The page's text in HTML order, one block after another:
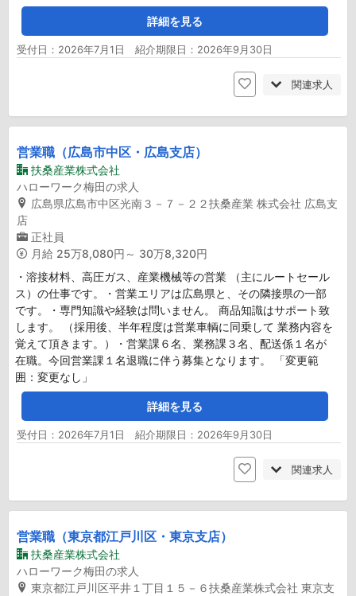
詳細を見る
受付日：2026年7月1日 紹介期限日：2026年9月30日
関連求人
営業職（広島市中区・広島支店）
扶桑産業株式会社
ハローワーク梅田の求人
広島県広島市中区光南３－７－２２扶桑産業 株式会社 広島支
店
正社員
月給 25万8,080円～ 30万8,320円
・溶接材料、高圧ガス、産業機械等の営業 （主にルートセール
ス）の仕事です。・営業エリアは広島県と、その隣接県の一部
です。・専門知識や経験は問いません。 商品知識はサポート致
します。 （採用後、半年程度は営業車輌に同乗して 業務内容を
覚えて頂きます。）・営業課６名、業務課３名、配送係１名が
在職。今回営業課１名退職に伴う募集となります。 「変更範
囲：変更なし」
詳細を見る
受付日：2026年7月1日 紹介期限日：2026年9月30日
関連求人
営業職（東京都江戸川区・東京支店）
扶桑産業株式会社
ハローワーク梅田の求人
東京都江戸川区平井１丁目１５－６扶桑産業株式会社 東京支